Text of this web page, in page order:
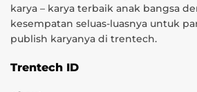
karya – karya terbaik anak bangsa
kesempatan seluas-luasnya untuk
publish karyanya di trentech.
Trentech ID